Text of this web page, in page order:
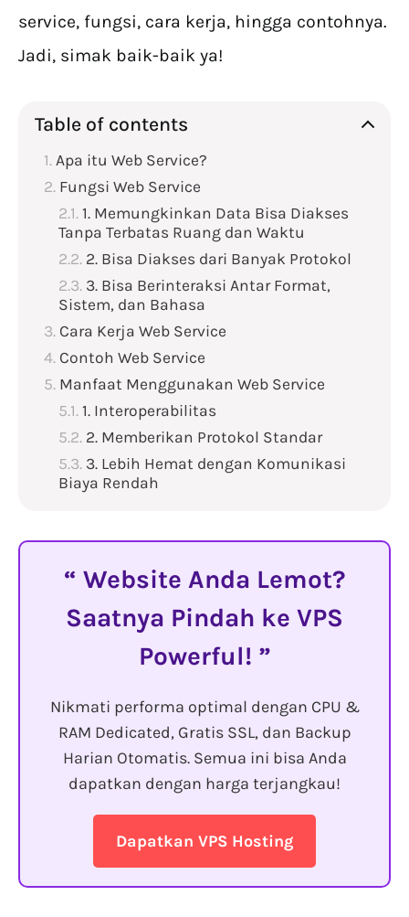
service, fungsi, cara kerja, hingga contohnya.
Jadi, simak baik-baik ya!
Table of contents
Apa itu Web Service?
Fungsi Web Service
1. Memungkinkan Data Bisa Diakses
Tanpa Terbatas Ruang dan Waktu
2. Bisa Diakses dari Banyak Protokol
3. Bisa Berinteraksi Antar Format,
Sistem, dan Bahasa
Cara Kerja Web Service
Contoh Web Service
Manfaat Menggunakan Web Service
1. Interoperabilitas
2. Memberikan Protokol Standar
3. Lebih Hemat dengan Komunikasi
Biaya Rendah
Website Anda Lemot?
Saatnya Pindah ke VPS
Powerful!
Nikmati performa optimal dengan CPU &
RAM Dedicated, Gratis SSL, dan Backup
Harian Otomatis. Semua ini bisa Anda
dapatkan dengan harga terjangkau!
Dapatkan VPS Hosting